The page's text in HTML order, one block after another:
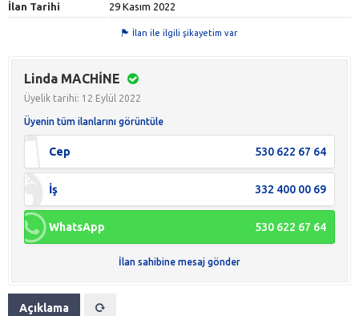
İlan Tarihi
29 Kasım 2022
İlan ile ilgili şikayetim var
Linda MACHİNE
Üyelik tarihi: 12 Eylül 2022
Üyenin tüm ilanlarını görüntüle
Cep 530 622 67 64
İş 332 400 00 69
WhatsApp 530 622 67 64
İlan sahibine mesaj gönder
Açıklama